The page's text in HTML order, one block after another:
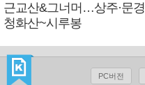
근교산&그너머…상주·문경
청화산~시루봉
PC버전